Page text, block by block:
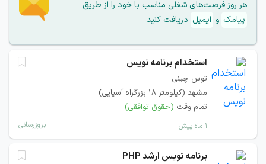
هر روز فرصت‌های شغلی مناسب با خود را از طریق
پیامک و ایمیل دریافت کنید
استخدام برنامه نویس
توس چينی
مشهد (کیلومتر ۱۸ بزرگراه آسیایی)
تمام وقت (حقوق توافقی)
۱ ماه پیش بروزرسانی
برنامه نویس ارشد PHP